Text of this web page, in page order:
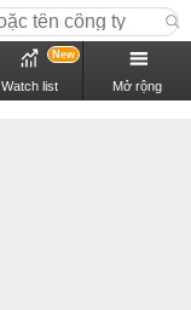
Watch list
New
Mở rộng